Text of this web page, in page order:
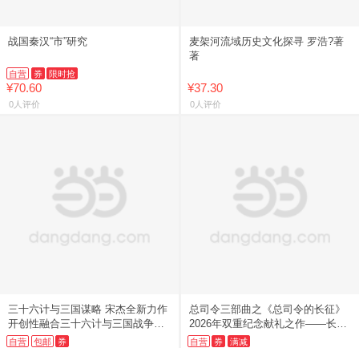
战国秦汉“市”研究
自营 券 限时抢
¥70.60
0人评价
麦架河流域历史文化探寻 罗浩?著
著
¥37.30
0人评价
三十六计与三国谋略 宋杰全新力作
开创性融合三十六计与三国战争
（记号 136 ）
自营 包邮 券
总司令三部曲之《总司令的长征》
2026年双重纪念献礼之作——长征
胜利90周年 + 朱德诞辰140周年
自营 券 满减